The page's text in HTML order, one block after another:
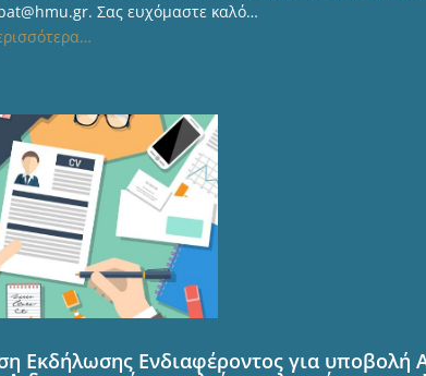
Σας ευχόμαστε καλό…
Εκδήλωσης Ενδιαφέροντος για υποβολή